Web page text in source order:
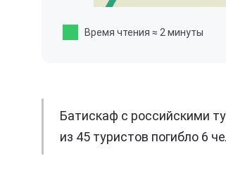
Время чтения ≈ 2 минуты
Батискаф с российскими
из 45 туристов погибло 6